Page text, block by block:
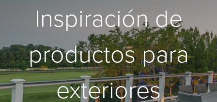
Inspiración de
productos para
exteriores